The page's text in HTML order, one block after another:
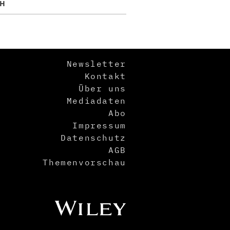
Newsletter
Kontakt
Über uns
Mediadaten
Abo
Impressum
Datenschutz
AGB
Themenvorschau